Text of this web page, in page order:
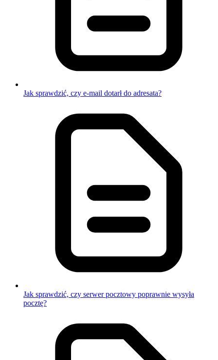
Jak sprawdzić, czy e-mail dotarł do adresata?
Jak sprawdzić, czy serwer pocztowy poprawnie wysyła
pocztę?